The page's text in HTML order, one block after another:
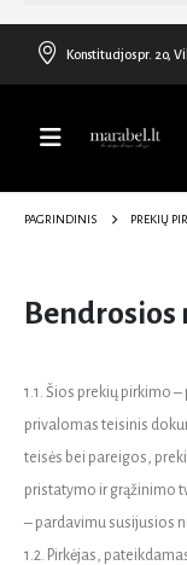
Konstitucijos pr. 20,
PAGRINDINIS PREKIŲ
1.1. Šios prekių pirkimo
privalomas teisinis
teisės bei pareigos,
pristatymo ir grąžinimo
– pardavimu susijusios
1.2. Pirkėjas,